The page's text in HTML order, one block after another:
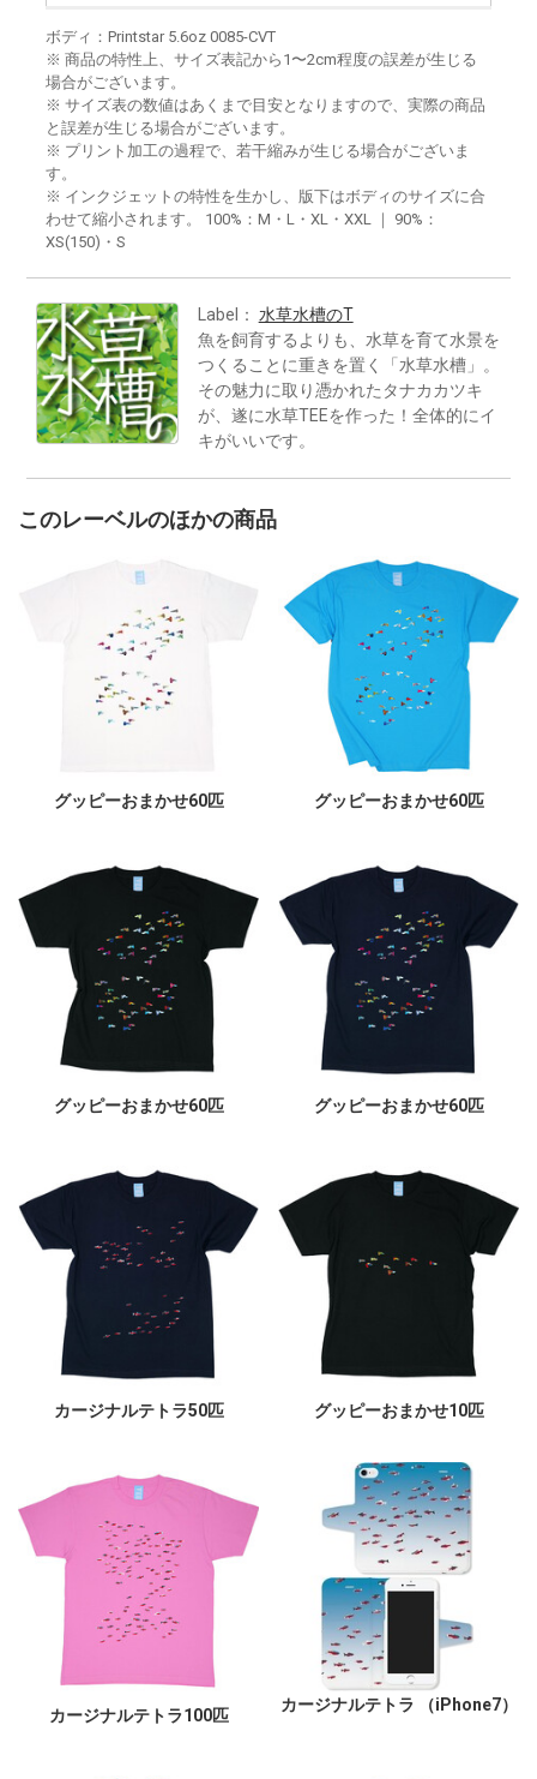
ボディ：Printstar 5.6oz 0085-CVT
※ 商品の特性上、サイズ表記から1〜2cm程度の誤差が生じる
場合がございます。
※ サイズ表の数値はあくまで目安となりますので、実際の商品
と誤差が生じる場合がございます。
※ プリント加工の過程で、若干縮みが生じる場合がございま
す。
※ インクジェットの特性を生かし、版下はボディのサイズに合
わせて縮小されます。 100%：M・L・XL・XXL ｜ 90%：
XS(150)・S
Label： 水草水槽のT
魚を飼育するよりも、水草を育て水景を
つくることに重きを置く「水草水槽」。
その魅力に取り憑かれたタナカカツキ
が、遂に水草TEEを作った！全体的にイ
キがいいです。
このレーベルのほかの商品
グッピーおまかせ60匹 グッピーおまかせ60匹
グッピーおまかせ60匹 グッピーおまかせ60匹
カージナルテトラ50匹 グッピーおまかせ10匹
カージナルテトラ100匹
カージナルテトラ （iPhone7）